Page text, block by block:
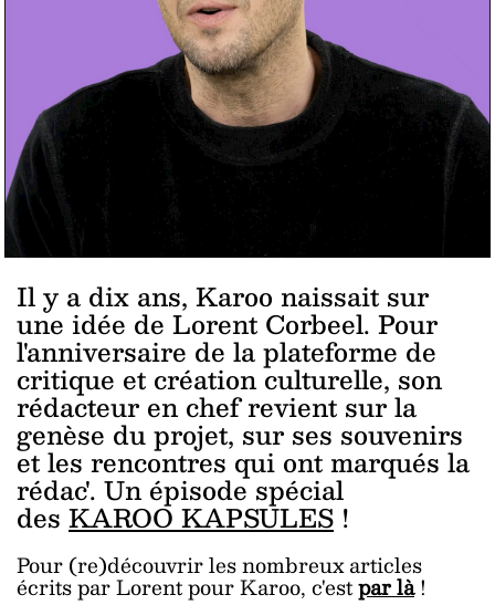
Il y a dix ans, Karoo naissait sur
une idée de Lorent Corbeel. Pour
l'anniversaire de la plateforme de
critique et création culturelle, son
rédacteur en chef revient sur la
genèse du projet, sur ses souvenirs
et les rencontres qui ont marqués la
rédac'. Un épisode spécial
des KAROO KAPSULES !
Pour (re)découvrir les nombreux articles
écrits par Lorent pour Karoo, c'estpar là!